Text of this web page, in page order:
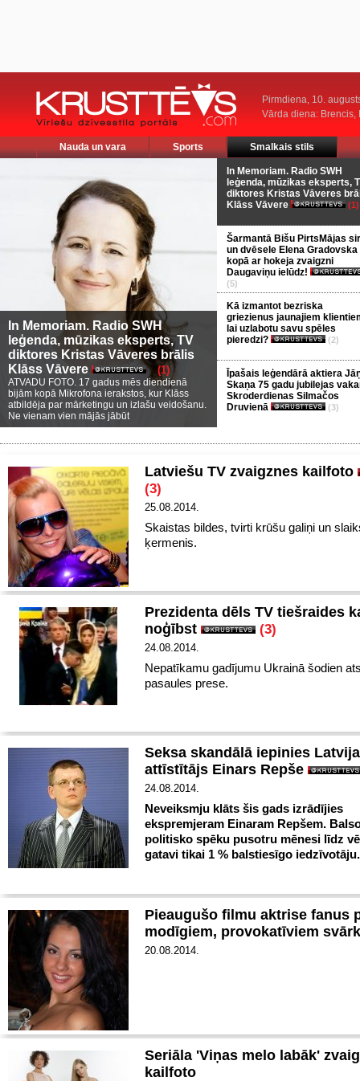
Pirmdiena, 10.
Vārda diena: Brencis,
Nauda un vara Sports Smalkais stils
In Memoriam. Radio SWH
leģenda, mūzikas eksperts, TV
diktores Kristas Vāveres brālis
Klāss Vāvere
(1)
ATVADU FOTO. 17 gadus mēs diendienā
bijām kopā Mikrofona ierakstos, kur Klāss
atbildēja par mārketingu un izlašu veidošanu.
Ne vienam vien mājās jābūt
In Memoriam. Radio SWH
leģenda, mūzikas eksperts,
diktores Kristas Vāveres
Klāss Vāvere
(1)
Šarmantā Bišu PirtsMājas
un dvēsele Elena Gradovska
kopā ar hokeja zvaigzni
Daugaviņu ielūdz!
(5)
Kā izmantot bezriska
griezienus jaunajiem
lai uzlabotu savu spēles
pieredzi?
(2)
Īpašais leģendārā aktiera
Skaņa 75 gadu jubilejas
Skroderdienas Silmačos
Druvienā
(3)
Latviešu TV zvaigznes kailfoto
(3)
25.08.2014.
Skaistas bildes, tvirti krūšu galiņi un
ķermenis.
Prezidenta dēls TV tiešraides
noģībst
(3)
24.08.2014.
Nepatīkamu gadījumu Ukrainā šodien
pasaules prese.
Seksa skandālā iepinies
attīstītājs Einars Repše
24.08.2014.
Neveiksmju klāts šis gads izrādījies
ekspremjeram Einaram Repšem.
politisko spēku pusotru mēnesi līdz
gatavi tikai 1 % balstiesīgo iedzīvotāju.
Pieaugušo filmu aktrise fanus
modīgiem, provokatīviem
20.08.2014.
Seriāla 'Viņas melo labāk'
kailfoto